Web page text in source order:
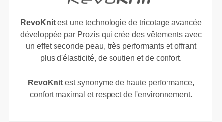
RevoKnitest une technologie de tricotage avancée
développée par Prozis qui crée des vêtements avec
un effet seconde peau, très performants et offrant
plus d'élasticité, de soutien et de confort.
RevoKnitest synonyme de haute performance,
confort maximal et respect de l'environnement.